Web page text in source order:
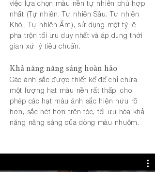
việc lựa chọn màu nền tự nhiên phù hợp
nhất (Tự nhiên, Tự nhiên Sâu, Tự nhiên
Khói, Tự nhiên Ấm), sử dụng một tỷ lệ
pha trộn tối ưu duy nhất và áp dụng thời
gian xử lý tiêu chuẩn.
Khả năng nâng sáng hoàn hảo
Các ánh sắc được thiết kể để chỉ chứa
một lượng hạt màu nền rất thấp, cho
phép các hạt màu ánh sắc hiện hữu rõ
hơn, sắc nét hơn trên tóc, tối ưu hóa khả
năng nâng sáng của dòng màu nhuộm.